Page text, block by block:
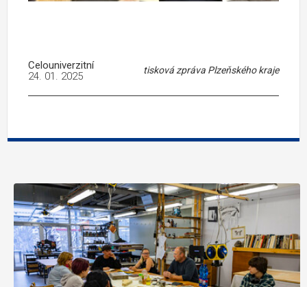
Celouniverzitní tisková zpráva Plzeňského kraje
24. 01. 2025